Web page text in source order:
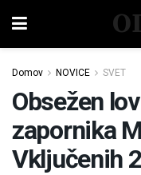
Domov NOVICE SVET
Obsežen
zapornika
Vključenih